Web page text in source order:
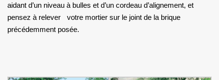
aidant d’un niveau à bulles et d’un cordeau d’alignement, et
pensez à relever votre mortier sur le joint de la brique
précédemment posée.